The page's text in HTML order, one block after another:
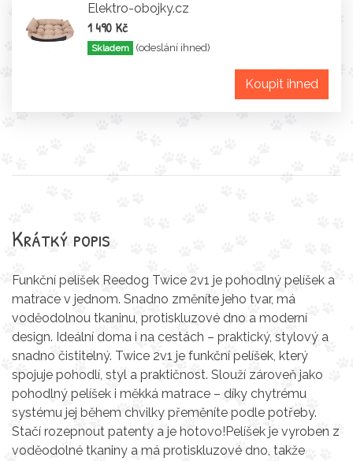
Elektro-obojky.cz
1 490 Kč
Skladem (odeslání ihned)
Koupit ihned
Krátký popis
Funkční pelíšek Reedog Twice 2v1 je pohodlný pelíšek a
matrace v jednom. Snadno změníte jeho tvar, má
voděodolnou tkaninu, protiskluzové dno a moderní
design. Ideální doma i na cestách – praktický, stylový a
snadno čistitelný. Twice 2v1 je funkční pelíšek, který
spojuje pohodlí, styl a praktičnost. Slouží zároveň jako
pohodlný pelíšek i měkká matrace – díky chytrému
systému jej během chvilky přeměníte podle potřeby.
Stačí rozepnout patenty a je hotovo!Pelíšek je vyroben z
voděodolné tkaniny a má protiskluzové dno, takže